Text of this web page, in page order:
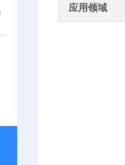
应用领域